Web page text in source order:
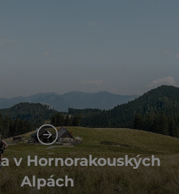
v Hornorakouských
Alpách